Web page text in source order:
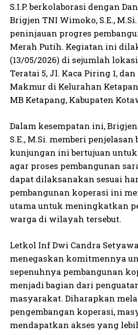
S.I.P. berkolaborasi dengan
Brigjen TNI Wimoko, S.E.,
peninjauan progres
Merah Putih. Kegiatan ini
(13/05/2026) di sejumlah
Teratai 5, Jl. Kaca Piring 1,
Makmur di Kelurahan
MB Ketapang, Kabupaten
Dalam kesempatan ini,
S.E., M.Si. memberi penjelasan
kunjungan ini bertujuan
agar proses pembangunan
dapat dilaksanakan sesuai
pembangunan koperasi ini
utama untuk meningkatkan
warga di wilayah tersebut.
Letkol Inf Dwi Candra
menegaskan komitmennya
sepenuhnya pembangunan
menjadi bagian dari
masyarakat. Diharapkan
pengembangan koperasi,
mendapatkan akses yang